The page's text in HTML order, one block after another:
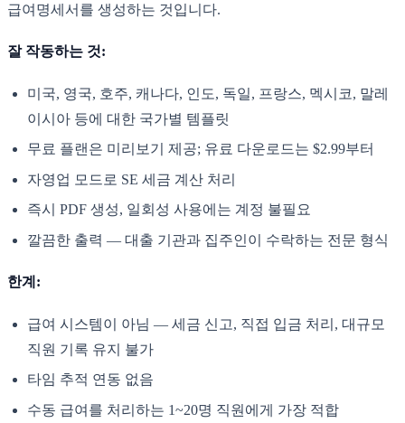
급여명세서를 생성하는 것입니다.
잘 작동하는 것:
미국, 영국, 호주, 캐나다, 인도, 독일, 프랑스, 멕시코, 말레
이시아 등에 대한 국가별 템플릿
무료 플랜은 미리보기 제공; 유료 다운로드는 $2.99부터
자영업 모드로 SE 세금 계산 처리
즉시 PDF 생성, 일회성 사용에는 계정 불필요
깔끔한 출력 — 대출 기관과 집주인이 수락하는 전문 형식
한계:
급여 시스템이 아님 — 세금 신고, 직접 입금 처리, 대규모
직원 기록 유지 불가
타임 추적 연동 없음
수동 급여를 처리하는 1~20명 직원에게 가장 적합